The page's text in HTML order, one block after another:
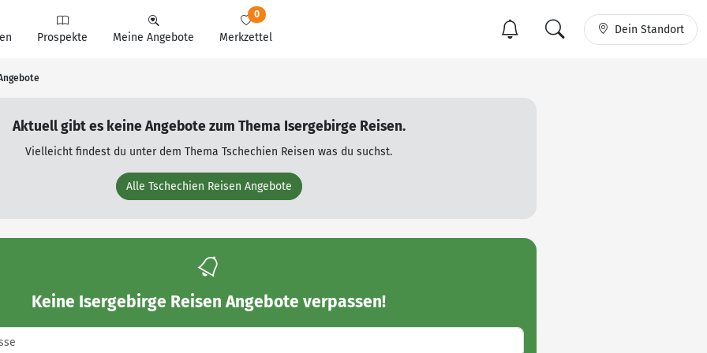
Prospekte Meine Angebote Merkzettel
0
Dein Standort
Aktuell gibt es keine Angebote zum Thema Isergebirge Reisen.
Vielleicht findest du unter dem Thema Tschechien Reisen was du suchst.
Alle Tschechien Reisen Angebote
Keine Isergebirge Reisen Angebote verpassen!